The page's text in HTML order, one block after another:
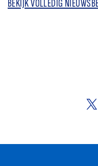
BEKIJK VOLLEDIG